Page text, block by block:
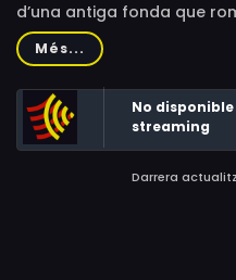
d’una antiga fonda que
deambula constantment
treballa com a operari de
Marta torna a
d’enllestir la mudança.
Més...
No
streaming
Darrera